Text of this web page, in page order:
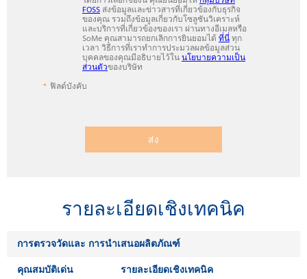
FOSS ส่งข้อมูลและข่าวสารที่เกี่ยวข้องกับธุรกิจ
ของคุณ รวมถึงข้อมูลเกี่ยวกับโซลูชันวิเคราะห์
และบริการที่เกี่ยวข้องของเรา ผ่านทางอีเมลหรือ
SoMe คุณสามารถยกเลิกการยินยอมได้ที่นี่ทุก
เวลา วิธีการที่เราทำการประมวลผลข้อมูลส่วน
บุคคลของคุณมีอธิบายไว้ในนโยบายความเป็น
ส่วนตัวของบริษัท
ฟิลด์บังคับ
ส่ง
รายละเอียดเชิงเทคนิค
การตรวจวัดและ การนำเสนอผลิตภัณฑ์
คุณสมบัติเด่น
รายละเอียดเชิงเทคนิค